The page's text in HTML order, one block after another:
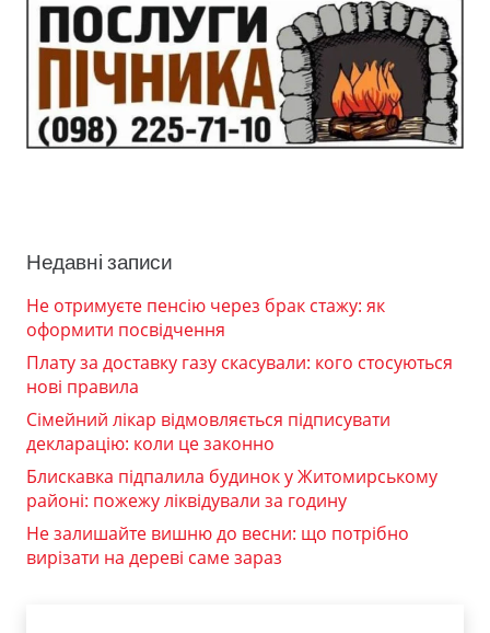
Недавні записи
Не отримуєте пенсію через брак стажу: як
оформити посвідчення
Плату за доставку газу скасували: кого стосуються
нові правила
Сімейний лікар відмовляється підписувати
декларацію: коли це законно
Блискавка підпалила будинок у Житомирському
районі: пожежу ліквідували за годину
Не залишайте вишню до весни: що потрібно
вирізати на дереві саме зараз